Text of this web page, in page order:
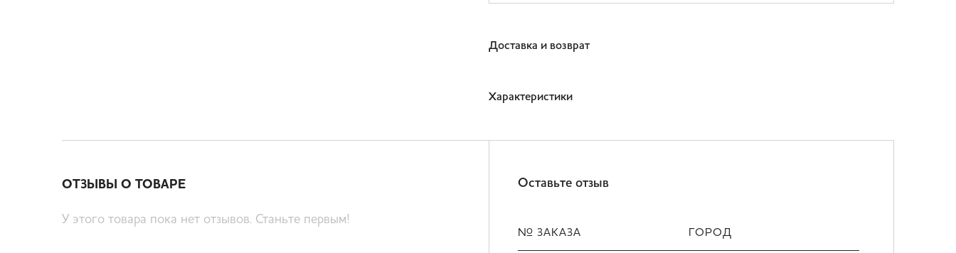
Доставка и возврат
Характеристики
ОТЗЫВЫ О ТОВАРЕ
У этого товара пока нет отзывов. Станьте первым!
Оставьте отзыв
№ ЗАКАЗА ГОРОД